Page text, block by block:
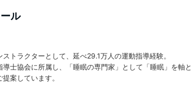
ル
トラクターとして、延べ29.1万人の運動指導経験。
導士協会に所属し、「睡眠の専門家」として「睡眠」を軸と
案しています。